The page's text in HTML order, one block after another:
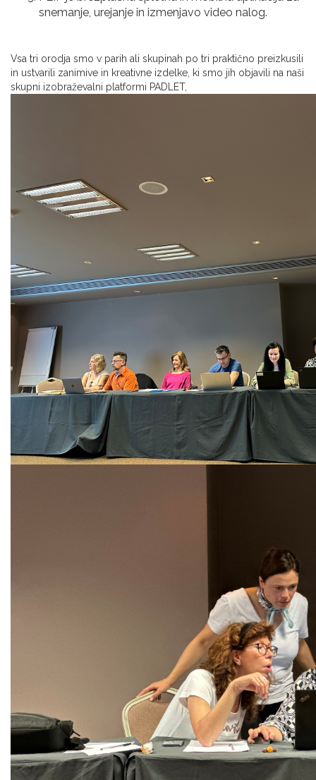
snemanje, urejanje in izmenjavo video nalog.
Vsa tri orodja smo v parih ali skupinah po tri praktično preizkusili
in ustvarili zanimive in kreativne izdelke, ki smo jih objavili na naši
skupni izobraževalni platformi PADLET,